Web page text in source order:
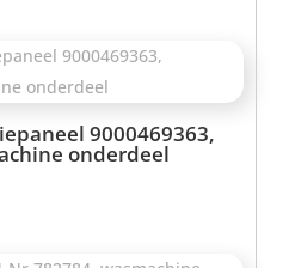
9000469363,
onderdeel